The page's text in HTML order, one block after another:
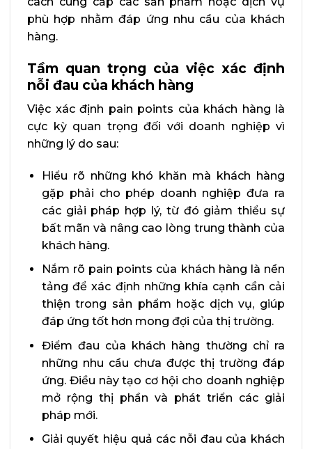
phù hợp nhằm đáp ứng nhu cầu của khách
hàng.
Tầm quan trọng của việc xác định
nỗi đau của khách hàng
Việc xác định pain points của khách hàng là
cực kỳ quan trọng đối với doanh nghiệp vì
những lý do sau:
Hiểu rõ những khó khăn mà khách hàng
gặp phải cho phép doanh nghiệp đưa ra
các giải pháp hợp lý, từ đó giảm thiểu sự
bất mãn và nâng cao lòng trung thành của
khách hàng.
Nắm rõ pain points của khách hàng là nền
tảng để xác định những khía cạnh cần cải
thiện trong sản phẩm hoặc dịch vụ, giúp
đáp ứng tốt hơn mong đợi của thị trường.
Điểm đau của khách hàng thường chỉ ra
những nhu cầu chưa được thị trường đáp
ứng. Điều này tạo cơ hội cho doanh nghiệp
mở rộng thị phần và phát triển các giải
pháp mới.
Giải quyết hiệu quả các nỗi đau của khách